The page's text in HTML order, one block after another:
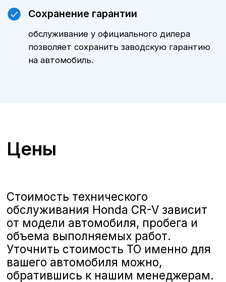
качественное и комплексное
техническое обслуживание,
полную линейку услуг по ТО,
соответствующих стандартам Kia,
чтобы ваш автомобиль всегда
оставался в отличном состоянии и
обеспечивал безопасность и
комфорт на дороге.